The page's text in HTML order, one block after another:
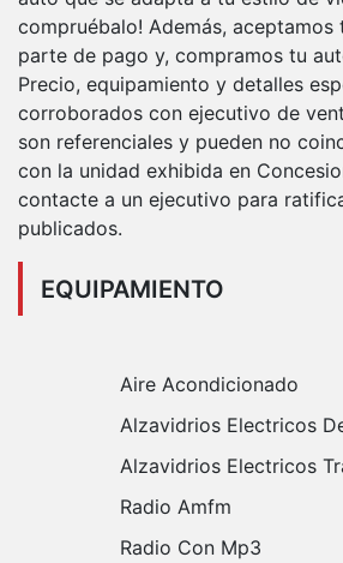
compruébalo! Además, aceptamos
parte de pago y, compramos tu
Precio, equipamiento y detalles
corroborados con ejecutivo de
son referenciales y pueden no
con la unidad exhibida en
contacte a un ejecutivo para
publicados.
EQUIPAMIENTO
Aire Acondicionado
Alzavidrios Electricos
Alzavidrios Electricos
Radio Amfm
Radio Con Mp3